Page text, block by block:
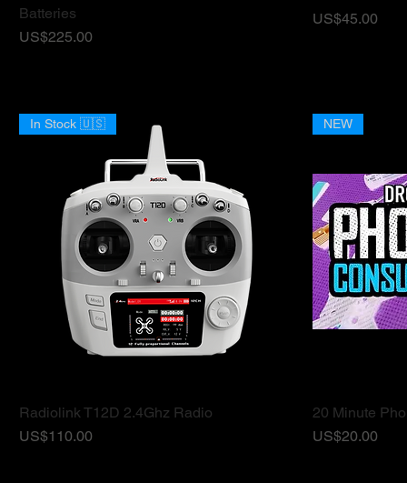
Batteries
ราคา
US$225.00
ราคา
US$45.00
ดูข้อมูลด่วน
In Stock 🇺🇸
Radiolink T12D 2.4Ghz Radio
ราคา
US$110.00
NEW
20 Minute
ราคา
US$20.00